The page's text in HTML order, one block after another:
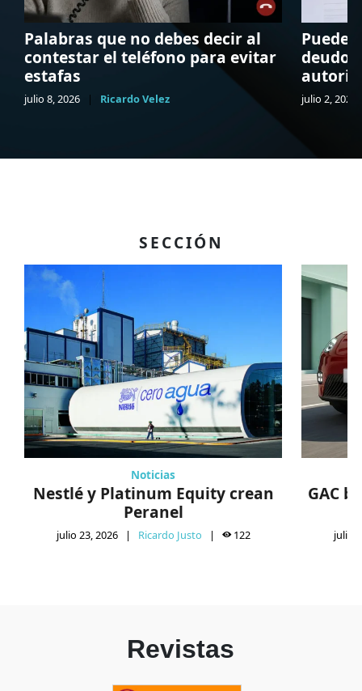
Palabras que no debes decir al
contestar el teléfono para evitar
estafas
julio 8, 2026 | Ricardo Velez julio 2, 2026
SECCIÓN
Noticias
Nestlé y Platinum Equity crean
Peranel
julio 23, 2026 | Ricardo Justo | 122
GAC
julio
Revistas